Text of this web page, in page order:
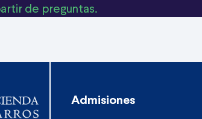
de preguntas.
Admisiones